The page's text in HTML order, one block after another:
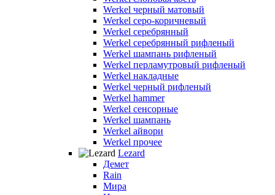
Werkel черный матовый
Werkel серо-коричневый
Werkel серебрянный
Werkel серебрянный рифленый
Werkel шампань рифленый
Werkel перламутровый рифленый
Werkel накладные
Werkel черный рифленый
Werkel hammer
Werkel сенсорные
Werkel шампань
Werkel айвори
Werkel прочее
Lezard
Демет
Rain
Мира